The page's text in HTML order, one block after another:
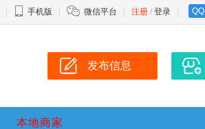
注册 / 登录
手机版 微信平台
发布信息
本地商家